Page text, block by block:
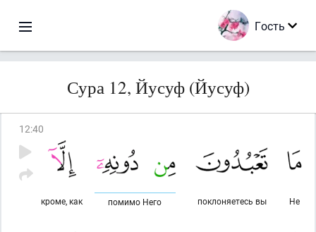
Гость
Сура 12, Йусуф (Йусуф)
12:40
Не
поклоняетесь вы
помимо Него
кроме, как